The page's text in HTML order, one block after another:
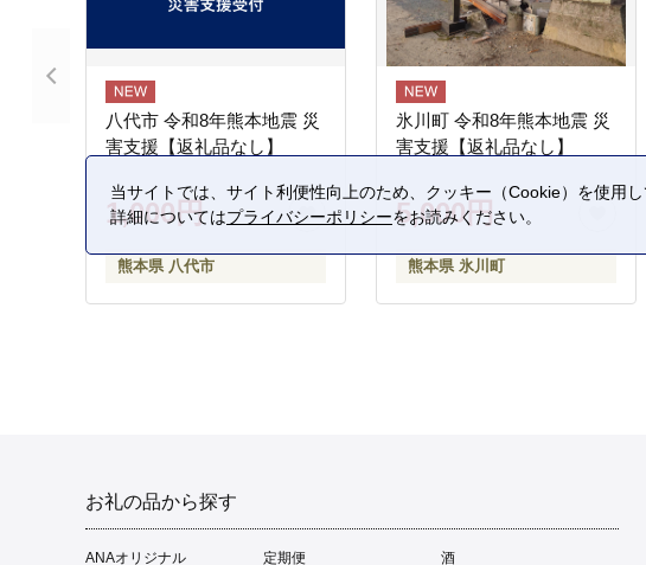
八代市 令和8年熊本地震 災
害支援【返礼品なし】
1,000円
熊本県 八代市
氷川町 令和8年熊本地震 災
害支援【返礼品なし】
5,000円
熊本県 氷川町
お礼の品から探す
ANAオリジナル 定期便 酒
当サイトでは、サイト利便性向上のため、クッキー（Cookie）を使用
詳細についてはプライバシーポリシーをお読みください。